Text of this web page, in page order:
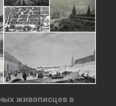
живописцев в